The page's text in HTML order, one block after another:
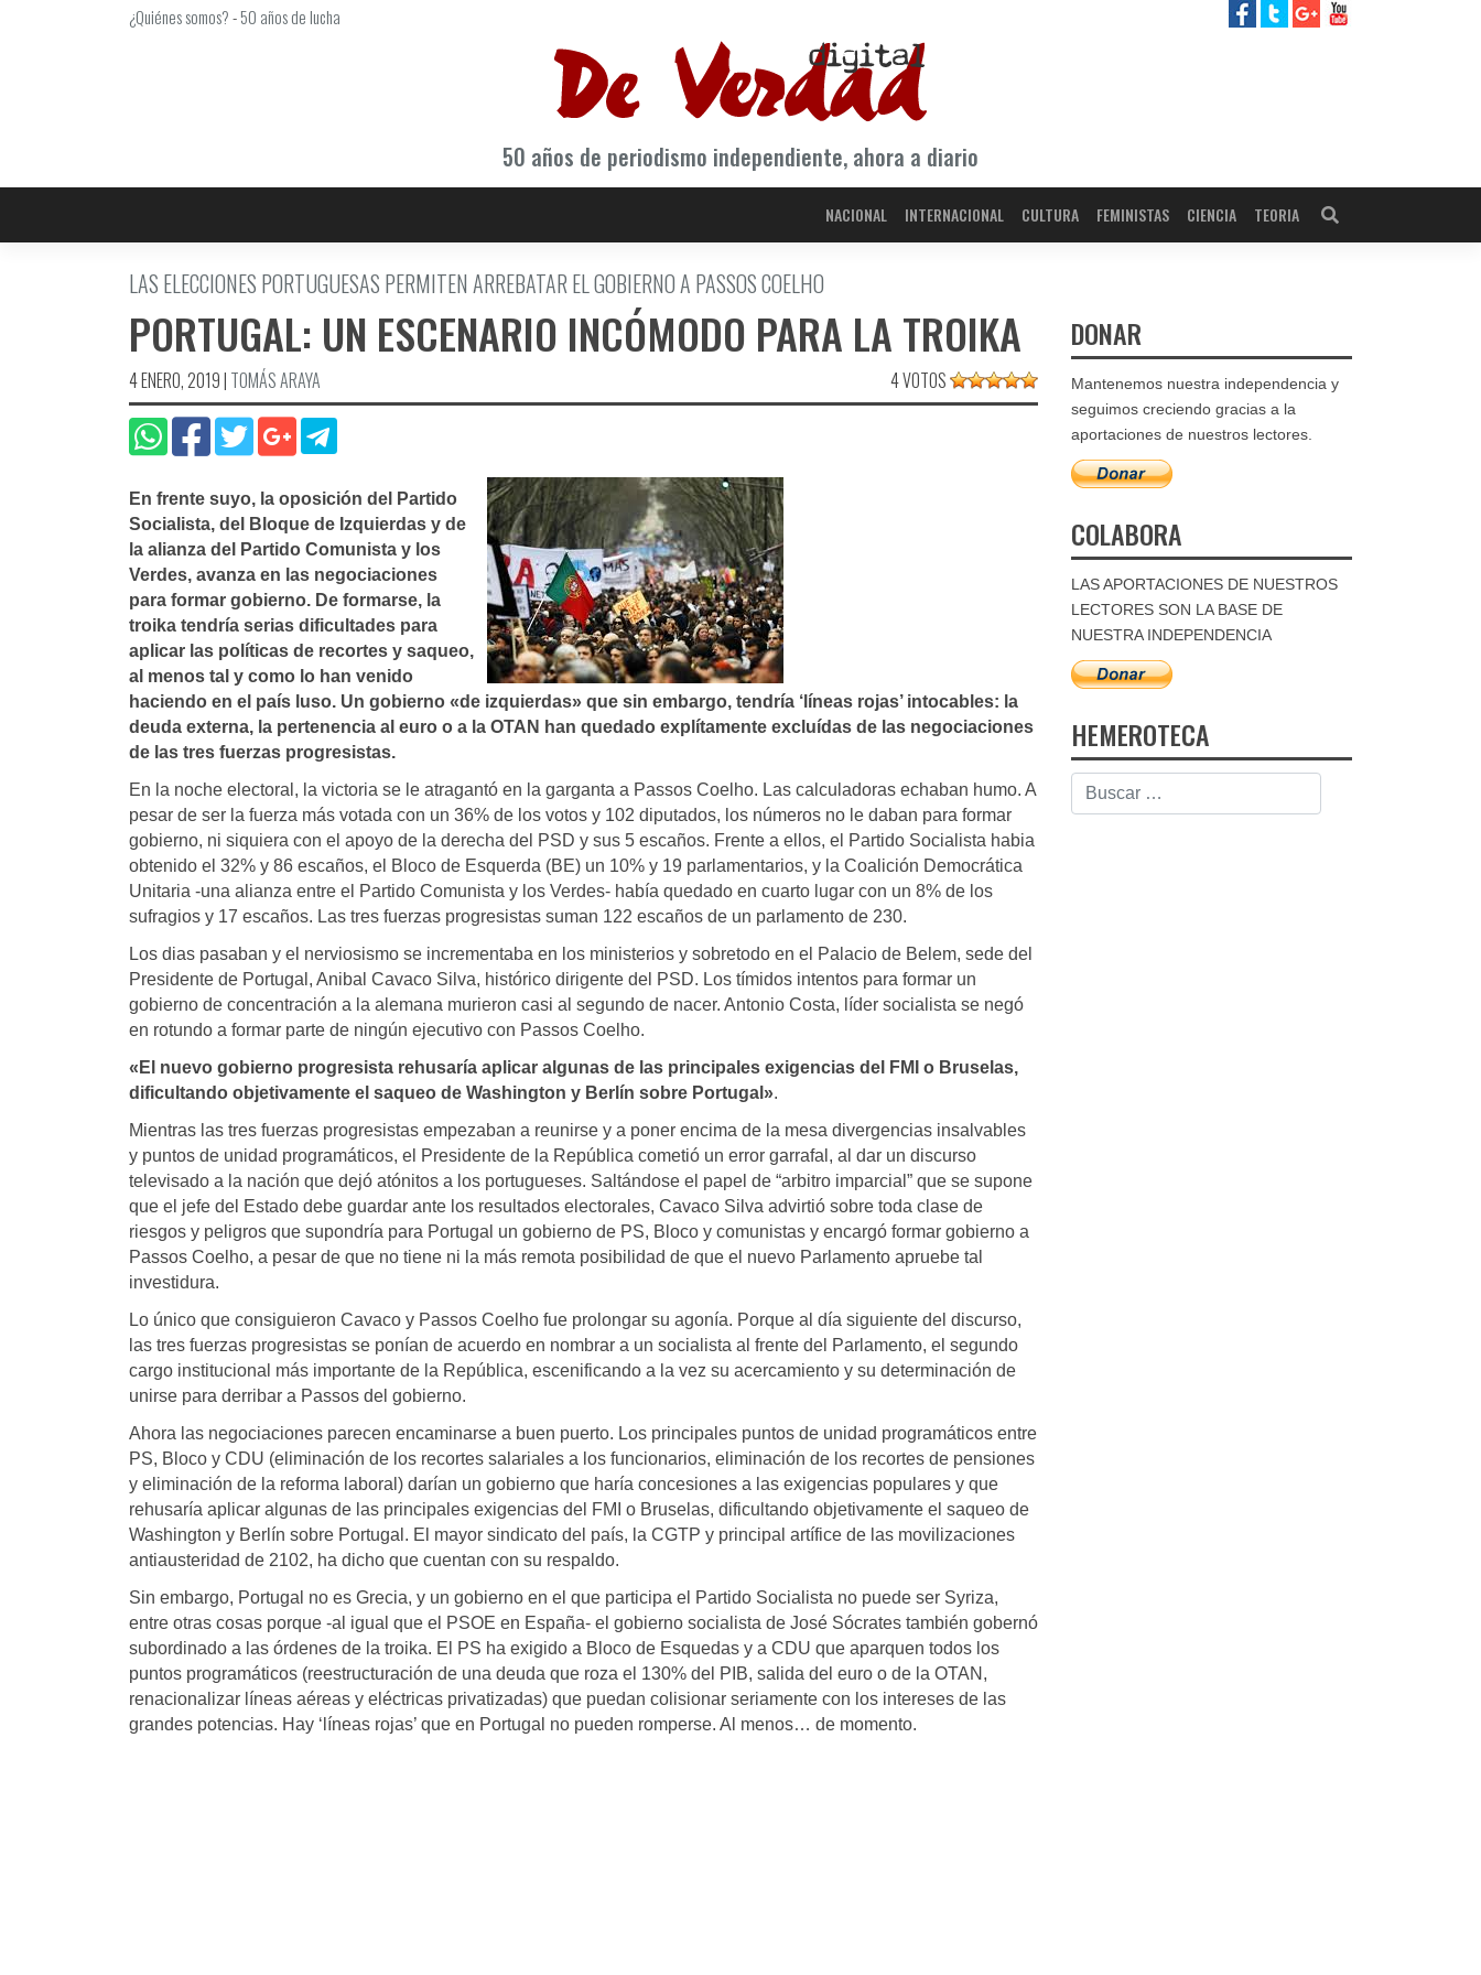
¿Quiénes somos?-50 años de lucha
50 años de periodismo independiente, ahora a diario
NACIONAL INTERNACIONAL CULTURA FEMINISTAS CIENCIA TEORIA
LAS ELECCIONES PORTUGUESAS PERMITEN ARREBATAR EL GOBIERNO A PASSOS COELHO
PORTUGAL: UN ESCENARIO INCÓMODO PARA LA TROIKA
4 ENERO, 2019| TOMÁS ARAYA 4 VOTOS
En frente suyo, la oposición del Partido
Socialista, del Bloque de Izquierdas y de
la alianza del Partido Comunista y los
Verdes, avanza en las negociaciones
para formar gobierno. De formarse, la
troika tendrí­a serias dificultades para
aplicar las polí­ticas de recortes y saqueo,
al menos tal y como lo han venido
haciendo en el paí­s luso. Un gobierno «de izquierdas» que sin embargo, tendrí­a ‘lí­neas rojas’ intocables: la
deuda externa, la pertenencia al euro o a la OTAN han quedado explí­tamente excluí­das de las negociaciones
de las tres fuerzas progresistas.
En la noche electoral, la victoria se le atragantó en la garganta a Passos Coelho. Las calculadoras echaban humo. A
pesar de ser la fuerza más votada con un 36% de los votos y 102 diputados, los números no le daban para formar
gobierno, ni siquiera con el apoyo de la derecha del PSD y sus 5 escaños. Frente a ellos, el Partido Socialista habia
obtenido el 32% y 86 escaños, el Bloco de Esquerda (BE) un 10% y 19 parlamentarios, y la Coalición Democrática
Unitaria -una alianza entre el Partido Comunista y los Verdes- había quedado en cuarto lugar con un 8% de los
sufragios y 17 escaños. Las tres fuerzas progresistas suman 122 escaños de un parlamento de 230.
Los dias pasaban y el nerviosismo se incrementaba en los ministerios y sobretodo en el Palacio de Belem, sede del
Presidente de Portugal, Anibal Cavaco Silva, histórico dirigente del PSD. Los tímidos intentos para formar un
gobierno de concentración a la alemana murieron casi al segundo de nacer. Antonio Costa, líder socialista se negó
en rotundo a formar parte de ningún ejecutivo con Passos Coelho.
«El nuevo gobierno progresista rehusaría aplicar algunas de las principales exigencias del FMI o Bruselas,
dificultando objetivamente el saqueo de Washington y Berlín sobre Portugal».
Mientras las tres fuerzas progresistas empezaban a reunirse y a poner encima de la mesa divergencias insalvables
y puntos de unidad programáticos, el Presidente de la República cometió un error garrafal, al dar un discurso
televisado a la nación que dejó atónitos a los portugueses. Saltándose el papel de “arbitro imparcial” que se supone
que el jefe del Estado debe guardar ante los resultados electorales, Cavaco Silva advirtió sobre toda clase de
riesgos y peligros que supondría para Portugal un gobierno de PS, Bloco y comunistas y encargó formar gobierno a
Passos Coelho, a pesar de que no tiene ni la más remota posibilidad de que el nuevo Parlamento apruebe tal
investidura.
Lo único que consiguieron Cavaco y Passos Coelho fue prolongar su agonía. Porque al día siguiente del discurso,
las tres fuerzas progresistas se ponían de acuerdo en nombrar a un socialista al frente del Parlamento, el segundo
cargo institucional más importante de la República, escenificando a la vez su acercamiento y su determinación de
unirse para derribar a Passos del gobierno.
Ahora las negociaciones parecen encaminarse a buen puerto. Los principales puntos de unidad programáticos entre
PS, Bloco y CDU (eliminación de los recortes salariales a los funcionarios, eliminación de los recortes de pensiones
y eliminación de la reforma laboral) darían un gobierno que haría concesiones a las exigencias populares y que
rehusaría aplicar algunas de las principales exigencias del FMI o Bruselas, dificultando objetivamente el saqueo de
Washington y Berlín sobre Portugal. El mayor sindicato del país, la CGTP y principal artífice de las movilizaciones
antiausteridad de 2102, ha dicho que cuentan con su respaldo.
Sin embargo, Portugal no es Grecia, y un gobierno en el que participa el Partido Socialista no puede ser Syriza,
entre otras cosas porque -al igual que el PSOE en España- el gobierno socialista de José Sócrates también gobernó
subordinado a las órdenes de la troika. El PS ha exigido a Bloco de Esquedas y a CDU que aparquen todos los
puntos programáticos (reestructuración de una deuda que roza el 130% del PIB, salida del euro o de la OTAN,
renacionalizar líneas aéreas y eléctricas privatizadas) que puedan colisionar seriamente con los intereses de las
grandes potencias. Hay ‘líneas rojas’ que en Portugal no pueden romperse. Al menos… de momento.
DONAR
Mantenemos nuestra independencia y
seguimos creciendo gracias a la
aportaciones de nuestros lectores.
COLABORA
LAS APORTACIONES DE NUESTROS
LECTORES SON LA BASE DE
NUESTRA INDEPENDENCIA
HEMEROTECA